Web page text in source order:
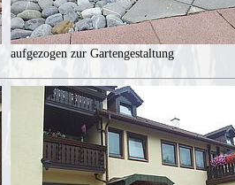
aufgezogen zur Gartengestaltung